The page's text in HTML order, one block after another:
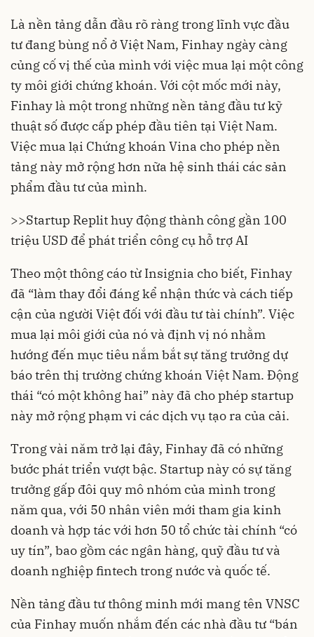
Là nền tảng dẫn đầu rõ ràng trong lĩnh vực đầu
tư đang bùng nổ ở Việt Nam, Finhay ngày càng
củng cố vị thế của mình với việc mua lại một công
ty môi giới chứng khoán. Với cột mốc mới này,
Finhay là một trong những nền tảng đầu tư kỹ
thuật số được cấp phép đầu tiên tại Việt Nam.
Việc mua lại Chứng khoán Vina cho phép nền
tảng này mở rộng hơn nữa hệ sinh thái các sản
phẩm đầu tư của mình.
>>Startup Replit huy động thành công gần 100
triệu USD để phát triển công cụ hỗ trợ AI
Theo một thông cáo từ Insignia cho biết, Finhay
đã “làm thay đổi đáng kể nhận thức và cách tiếp
cận của người Việt đối với đầu tư tài chính”. Việc
mua lại môi giới của nó và định vị nó nhằm
hướng đến mục tiêu nắm bắt sự tăng trưởng dự
báo trên thị trường chứng khoán Việt Nam. Động
thái “có một không hai” này đã cho phép startup
này mở rộng phạm vi các dịch vụ tạo ra của cải.
Trong vài năm trở lại đây, Finhay đã có những
bước phát triển vượt bậc. Startup này có sự tăng
trưởng gấp đôi quy mô nhóm của mình trong
năm qua, với 50 nhân viên mới tham gia kinh
doanh và hợp tác với hơn 50 tổ chức tài chính “có
uy tín”, bao gồm các ngân hàng, quỹ đầu tư và
doanh nghiệp fintech trong nước và quốc tế.
Nền tảng đầu tư thông minh mới mang tên VNSC
của Finhay muốn nhắm đến các nhà đầu tư “bán